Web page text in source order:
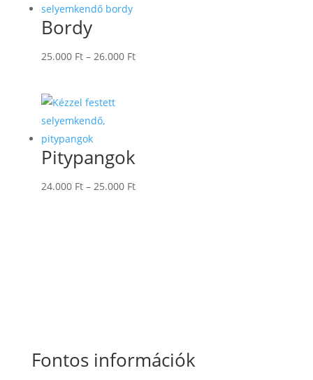
Bordy
25.000 Ft – 26.000 FtÁrtartomány:
Pitypangok
24.000 Ft – 25.000 FtÁrtartomány:
Fontos információk